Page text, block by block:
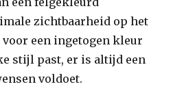
zichtbaarheid op het
een ingetogen kleur
stijl past, er is altijd een
voldoet.